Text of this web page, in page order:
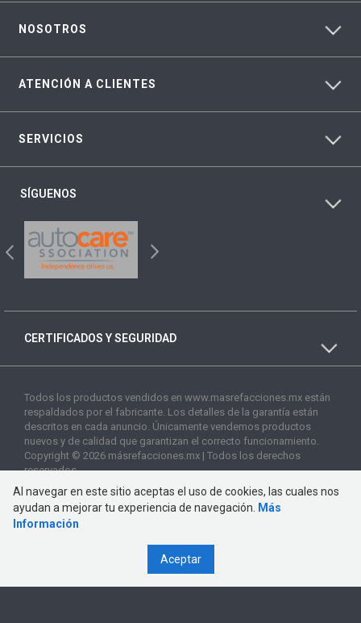
NOSOTROS
ATENCIÓN A CLIENTES
SERVICIOS
SÍGUENOS
CERTIFICADOS Y SEGURIDAD
Todos los productos vendidos en www.masrefacciones.mx están
respaldados por el fabricante. Los detalles de la garantía están
descritos en cada anuncio. Únicamente vendemos productos
nuevos y de calidad que garantizan el correcto funcionamiento.
Copyright © 2026 másrefacciones.mx | Todos los derechos
reservados
Al navegar en este sitio aceptas el uso de cookies, las cuales nos
ayudan a mejorar tu experiencia de navegación.
Más
Información
Aceptar